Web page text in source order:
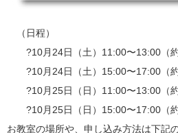
（日程）
?10月24日（土）11:00〜13:00（約
?10月24日（土）15:00〜17:00（約
?10月25日（日）11:00〜13:00（約
?10月25日（日）15:00〜17:00（約
お教室の場所や、申し込み方法は下記